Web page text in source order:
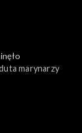
marynarzy